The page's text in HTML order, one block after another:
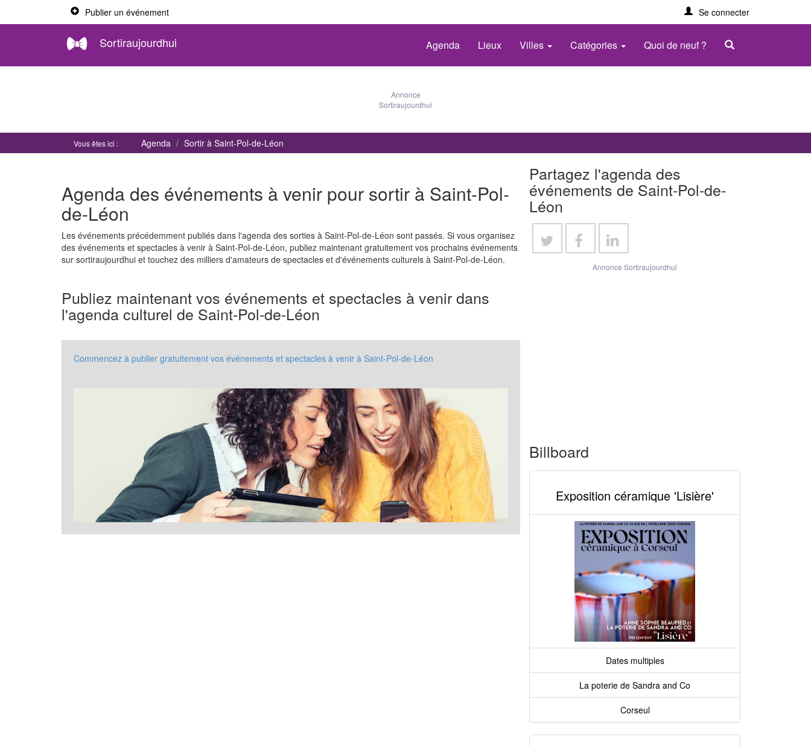
Publier un événement Se connecter
Sortiraujourdhui Agenda Lieux Villes Catégories Quoi de neuf ?
Annonce
Sortiraujourdhui
Vous êtes ici : Agenda Sortir à Saint-Pol-de-Léon
Agenda des événements à venir pour sortir à Saint-Pol-
de-Léon
Les événements précédemment publiés dans l'agenda des sorties à Saint-Pol-de-Léon sont passés. Si vous organisez
des événements et spectacles à venir à Saint-Pol-de-Léon, publiez maintenant gratuitement vos prochains événements
sur sortiraujourdhui et touchez des milliers d'amateurs de spectacles et d'événements culturels à Saint-Pol-de-Léon.
Publiez maintenant vos événements et spectacles à venir dans
l'agenda culturel de Saint-Pol-de-Léon
Commencez à publier gratuitement vos événements et spectacles à venir à Saint-Pol-de-Léon
Partagez l'agenda des
événements de Saint-Pol-de-
Léon
Annonce Sortiraujourdhui
Billboard
Exposition céramique 'Lisière'
Dates multiples
La poterie de Sandra and Co
Corseul